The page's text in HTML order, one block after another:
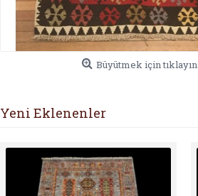
Büyütmek için tıklayın
Yeni Eklenenler